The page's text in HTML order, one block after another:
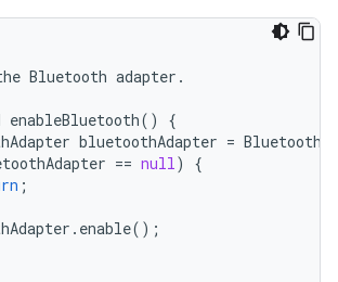
Bluetooth adapter .
enableBluetooth()
{
bluetoothAdapter =
== null)
{
;
. enable();